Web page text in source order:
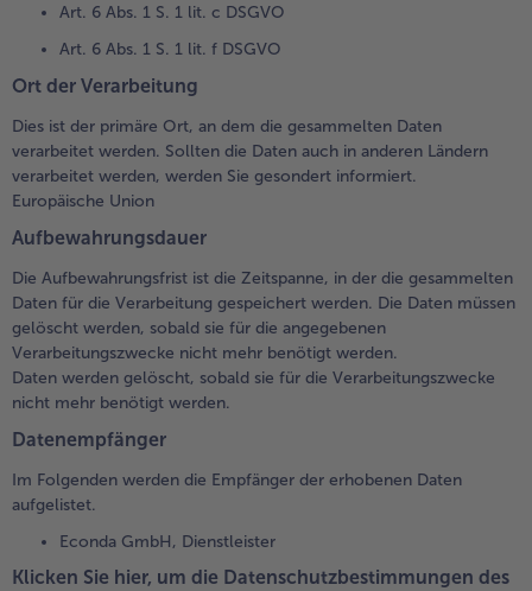
Art. 6 Abs. 1 S. 1 lit. c DSGVO
Art. 6 Abs. 1 S. 1 lit. f DSGVO
Ort der Verarbeitung
Dies ist der primäre Ort, an dem die gesammelten Daten
verarbeitet werden. Sollten die Daten auch in anderen Ländern
verarbeitet werden, werden Sie gesondert informiert.
Europäische Union
Aufbewahrungsdauer
Die Aufbewahrungsfrist ist die Zeitspanne, in der die gesammelten
Daten für die Verarbeitung gespeichert werden. Die Daten müssen
gelöscht werden, sobald sie für die angegebenen
Verarbeitungszwecke nicht mehr benötigt werden.
Daten werden gelöscht, sobald sie für die Verarbeitungszwecke
nicht mehr benötigt werden.
Datenempfänger
Im Folgenden werden die Empfänger der erhobenen Daten
aufgelistet.
Econda GmbH, Dienstleister
Klicken Sie hier, um die Datenschutzbestimmungen des